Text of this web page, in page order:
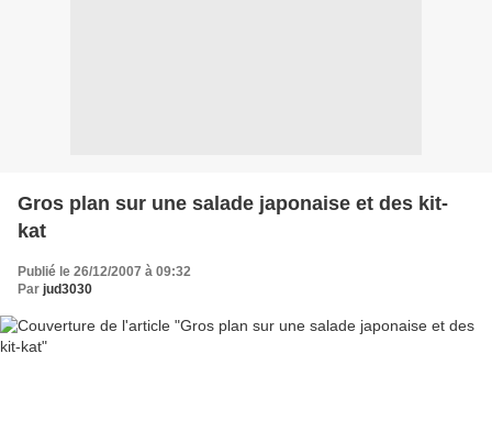
Gros plan sur une salade japonaise et des kit-
kat
Publié le 26/12/2007 à 09:32
Par jud3030